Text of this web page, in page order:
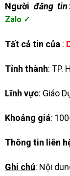
Người đăng tin
Zalo ✓
Tất cả tin của :
Tỉnh thành: TP.
Lĩnh vực: Giáo
Khoảng giá:
Thông tin liên
Ghi chú: Nội